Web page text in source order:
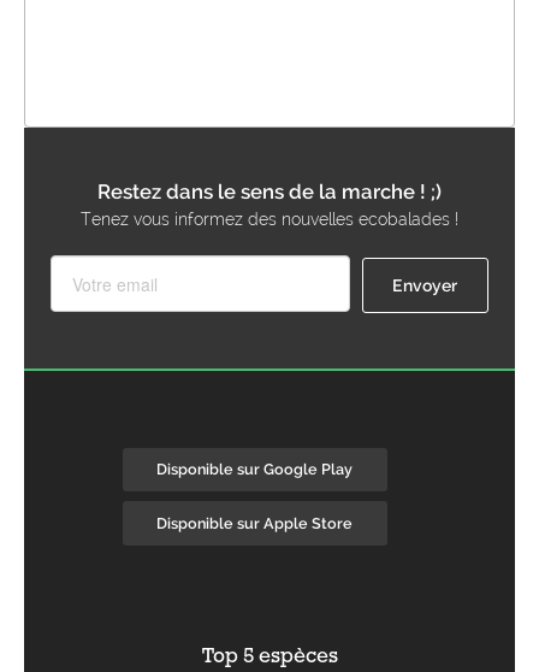
Restez dans le sens de la marche ! ;)
Tenez vous informez des nouvelles ecobalades !
Disponible sur Google Play
Disponible sur Apple Store
Top 5 espèces